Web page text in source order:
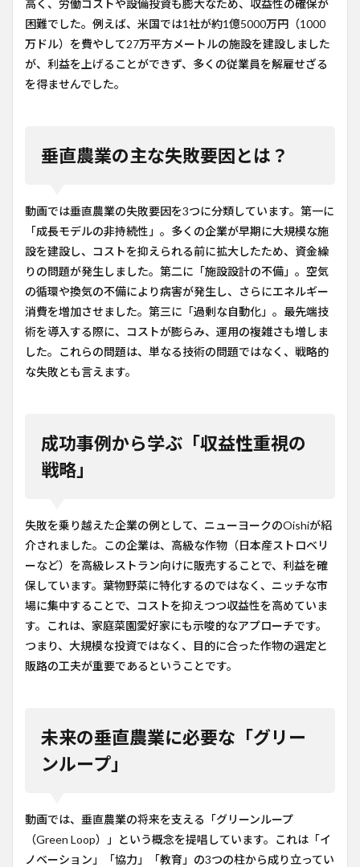
高く、労働コストや設備投資も膨大なため、収益性の確保が
困難でした。例えば、米国では1社が約1億5000万円（1000
万ドル）を費やして27万平方メートルの施設を建設しました
が、利益を上げることができず、多くの従業員を解雇せざる
を得ませんでした。
垂直農業の主な失敗要因とは？
動画では垂直農業の失敗要因を3つに分類しています。第一に
「成長モデルの非持続性」。多くの企業が早期に大規模な施
設を建設し、コストを抑えられる前に拡大したため、資金繰
りの問題が発生しました。第二に「施設設計の不備」。空気
の循環や換気の不備により病害が発生し、さらにエネルギー
消費を増加させました。第三に「過剰な自動化」。最先端技
術を導入する際に、コストが膨らみ、運用の複雑さも増しま
した。これらの問題は、単なる技術の問題ではなく、戦略的
な失敗とも言えます。
成功事例から学ぶ「収益性重視の
戦略」
失敗を乗り越えた企業の例として、ニューヨークのOishiが紹
介されました。この企業は、高級な作物（日本産ストロベリ
ーなど）を高級レストラン向けに販売することで、利益を確
保しています。葉物野菜に特化するのではなく、ニッチな市
場に集中することで、コストを抑えつつ収益性を高めていま
す。これは、家庭菜園愛好家にも示唆的なアプローチです。
つまり、大規模な投資ではなく、目的に合った作物の選定と
販路の工夫が重要であるということです。
未来の垂直農業に必要な「グリー
ンループ」
動画では、垂直農業の将来を支える「グリーンループ
（Green Loop）」という概念を提唱しています。これは「イ
ノベーション」「協力」「教育」の3つの柱から成り立ってい